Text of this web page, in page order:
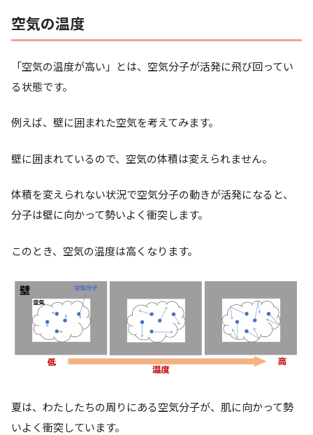
空気の温度
「空気の温度が高い」とは、 空気分子が活発に飛び回ってい
る状態です。
例えば、壁に囲まれた空気を考えてみます。
壁に囲まれているので、空気の体積は変えられません。
体積を変えられない状況で空気分子の動きが活発になると、
分子は壁に向かって勢いよく衝突します。
このとき、 空気の温度は高くなります。
夏は、わたしたちの周りにある空気分子が、肌に向かって勢
いよく衝突しています。